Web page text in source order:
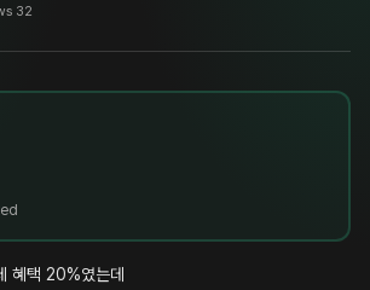
32
혜택 20%였는데